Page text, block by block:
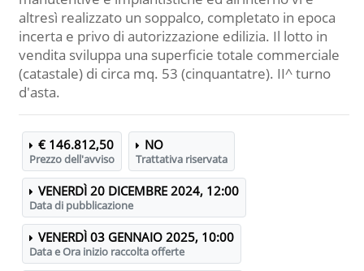
altresì realizzato un soppalco, completato in epoca
incerta e privo di autorizzazione edilizia. Il lotto in
vendita sviluppa una superficie totale commerciale
(catastale) di circa mq. 53 (cinquantatre). II^ turno
d'asta.
€ 146.812,50
Prezzo dell'avviso
NO
Trattativa riservata
VENERDÌ 20 DICEMBRE 2024, 12:00
Data di pubblicazione
VENERDÌ 03 GENNAIO 2025, 10:00
Data e Ora inizio raccolta offerte